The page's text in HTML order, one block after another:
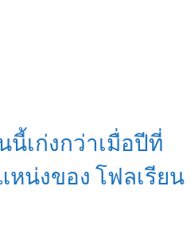
เก่งกว่าเมื่อปีที่
หน่งของ โฟลเรียน